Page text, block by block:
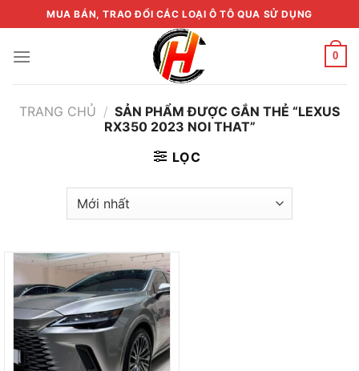
to
content
MUA BÁN, TRAO ĐỔI CÁC LOẠI Ô TÔ QUA SỬ DỤNG
0
TRANG CHỦ / SẢN PHẨM ĐƯỢC GẮN THẺ “LEXUS
RX350 2023 NOI THAT”
LỌC